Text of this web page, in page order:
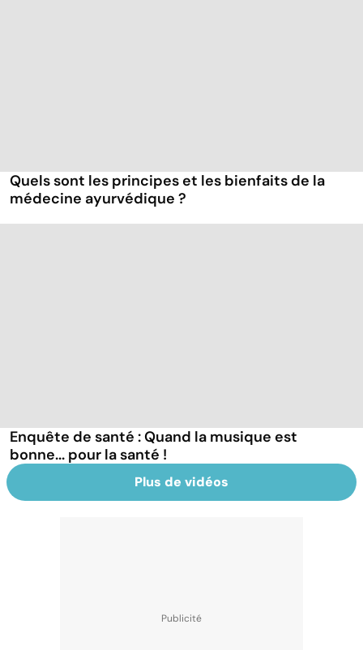
Quels sont les principes et les bienfaits de la
médecine ayurvédique ?
Enquête de santé : Quand la musique est
bonne... pour la santé !
Plus de vidéos